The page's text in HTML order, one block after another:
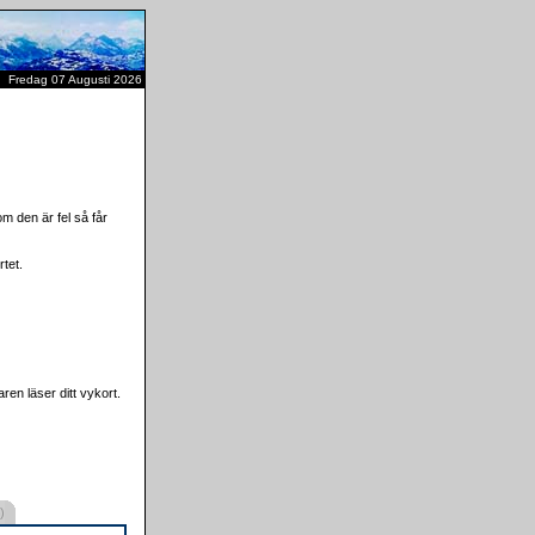
Fredag 07 Augusti 2026
den är fel så får
läser ditt vykort.